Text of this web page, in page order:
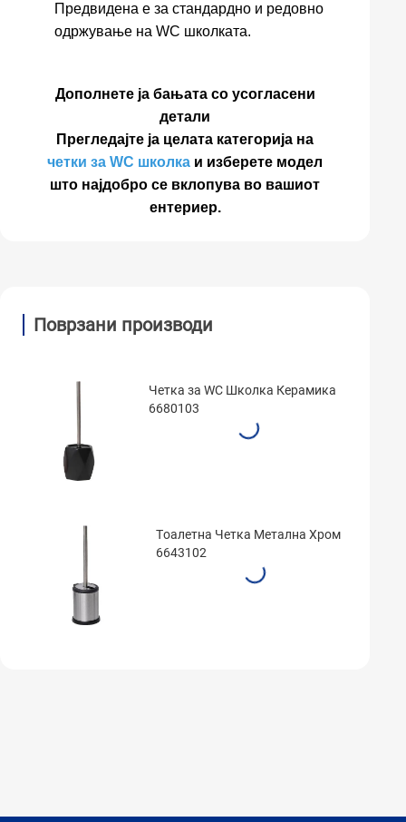
Предвидена е за стандардно и редовно
одржување на WC школката.
Дополнете ја бањата со усогласени
детали
Прегледајте ја целата категорија на
четки за WC школка и изберете модел
што најдобро се вклопува во вашиот
ентериер.
Поврзани производи
Четка за WC Школка Керамика
6680103
Tоалетна Четка Метална Хром
6643102